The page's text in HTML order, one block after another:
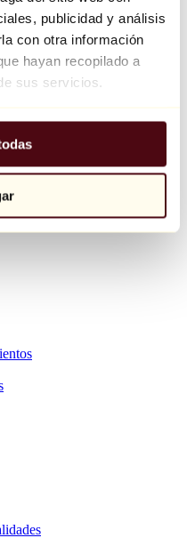
publicidad y análisis
con otra información
hayan recopilado a
sus servicios.